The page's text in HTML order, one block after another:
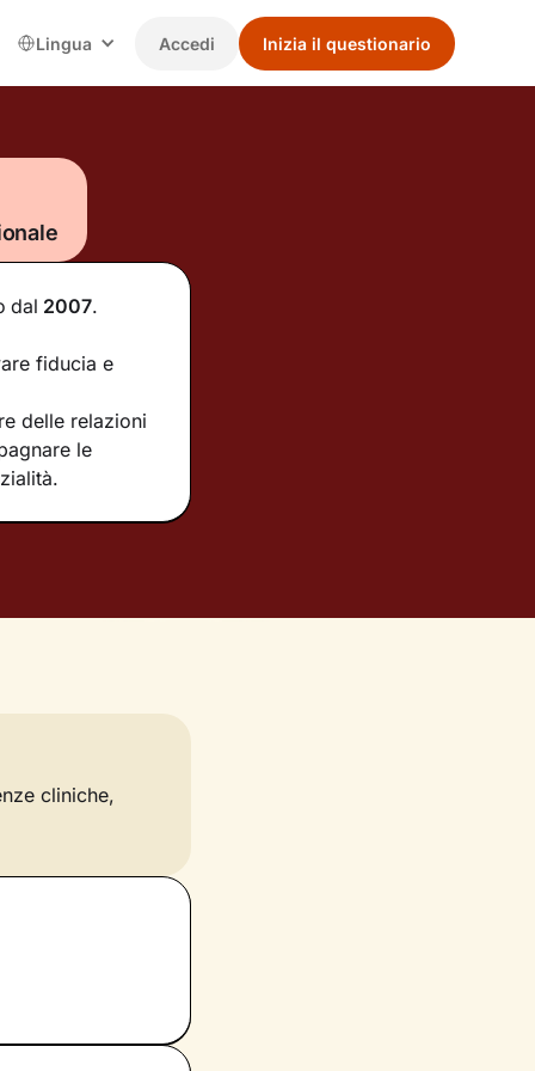
Lingua Accedi Inizia il questionario
dal 2007.
fiducia e
delle relazioni
le
cliniche,